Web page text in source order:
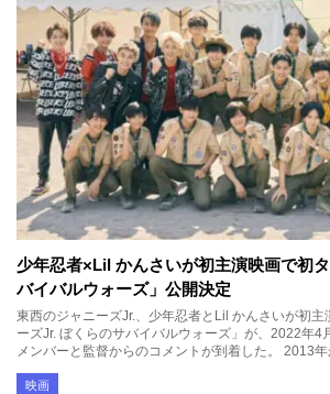
少年忍者×Lil かんさいが初主演映画で初
バイバルウォーズ」公開決定
東西のジャニーズJr.、少年忍者とLil かんさいが初主
ーズJr. ぼくらのサバイバルウォーズ」が、2022年4
メンバーと監督からのコメントが到着した。 2013
映画